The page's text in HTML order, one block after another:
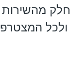
מהשירות
ולכל